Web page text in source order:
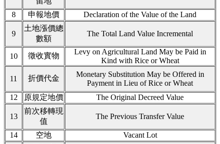
8 申報地價 Declaration of the Value of the Land
9
土地漲價總
數額
The Total Land Value Incremental
10 徵收實物
Levy on Agricultural Land May be Paid in
Kind with Rice or Wheat
11 折價代金
Monetary Substitution May be Offered in
Payment in Lieu of Rice or Wheat
12
原規定地價 The Original Decreed Value
13
前次移轉現
值
The Previous Transfer Value
14 空地 Vacant Lot